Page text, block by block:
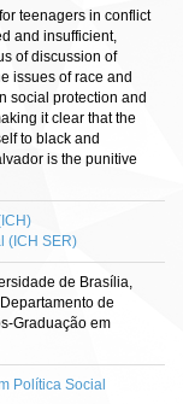
teenagers in conflict
and insufficient,
of discussion of
issues of race and
social protection and
it clear that the
to black and
is the punitive
(ICH SER)
de Brasília,
de
Graduação em
Política Social